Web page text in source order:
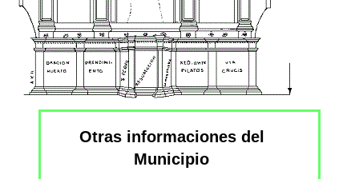
Otras informaciones del
Municipio